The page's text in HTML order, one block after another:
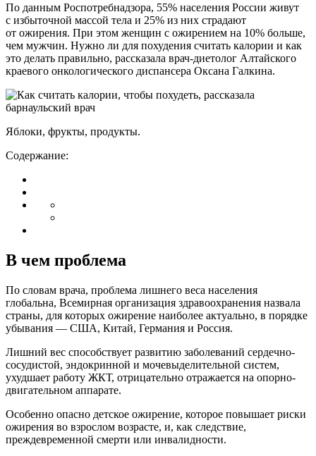
По данным Роспотребнадзора, 55% населения России живут
с избыточной массой тела и 25% из них страдают
от ожирения. При этом женщин с ожирением на 10% больше,
чем мужчин. Нужно ли для похудения считать калории и как
это делать правильно, рассказала врач-диетолог Алтайского
краевого онкологического диспансера Оксана Галкина.
Яблоки, фрукты, продукты.
Содержание:
В чем проблема
По словам врача, проблема лишнего веса населения
глобальна, Всемирная организация здравоохранения назвала
страны, для которых ожирение наиболее актуально, в порядке
убывания — США, Китай, Германия и Россия.
Лишний вес способствует развитию заболеваний сердечно-
сосудистой, эндокринной и мочевыделительной систем,
ухудшает работу ЖКТ, отрицательно отражается на опорно-
двигательном аппарате.
Особенно опасно детское ожирение, которое повышает риски
ожирения во взрослом возрасте, и, как следствие,
преждевременной смерти или инвалидности.